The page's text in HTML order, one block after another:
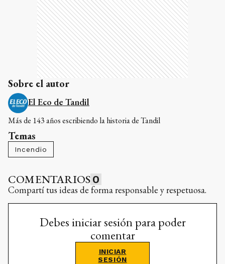
Sobre el autor
El Eco de Tandil
Más de 143 años escribiendo la historia de Tandil
Temas
Incendio
COMENTARIOS 0
Compartí tus ideas de forma responsable y respetuosa.
Debes iniciar sesión para poder
comentar
INICIAR
SESIÓN